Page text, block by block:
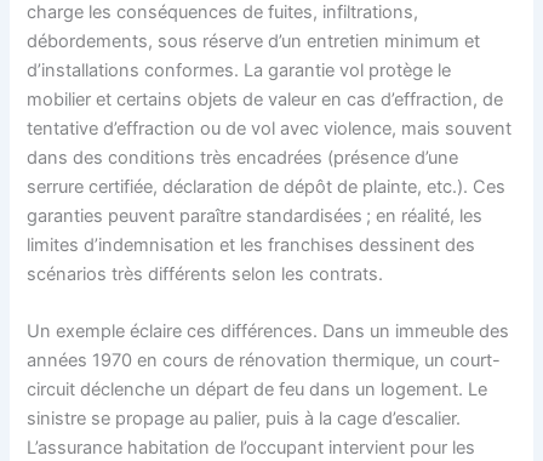
charge les conséquences de fuites, infiltrations,
débordements, sous réserve d’un entretien minimum et
d’installations conformes. La garantie vol protège le
mobilier et certains objets de valeur en cas d’effraction, de
tentative d’effraction ou de vol avec violence, mais souvent
dans des conditions très encadrées (présence d’une
serrure certifiée, déclaration de dépôt de plainte, etc.). Ces
garanties peuvent paraître standardisées ; en réalité, les
limites d’indemnisation et les franchises dessinent des
scénarios très différents selon les contrats.
Un exemple éclaire ces différences. Dans un immeuble des
années 1970 en cours de rénovation thermique, un court-
circuit déclenche un départ de feu dans un logement. Le
sinistre se propage au palier, puis à la cage d’escalier.
L’assurance habitation de l’occupant intervient pour les